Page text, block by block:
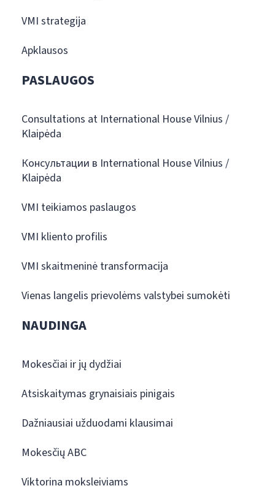
VMI strategija
Apklausos
PASLAUGOS
Consultations at International House Vilnius /
Klaipėda
Консультации в International House Vilnius /
Klaipėda
VMI teikiamos paslaugos
VMI kliento profilis
VMI skaitmeninė transformacija
Vienas langelis prievolėms valstybei sumokėti
NAUDINGA
Mokesčiai ir jų dydžiai
Atsiskaitymas grynaisiais pinigais
Dažniausiai užduodami klausimai
Mokesčių ABC
Viktorina moksleiviams